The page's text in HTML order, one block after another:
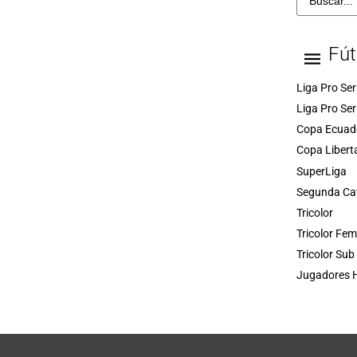
Liga Pro
Liga Pro
Copa
Copa
SuperLiga
Segunda
Tricolor
Tricolor
Tricolor Sub
Jugadores